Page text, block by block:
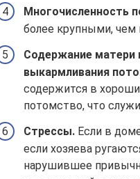
Многочисленность
более крупными,
Содержание матери
выкармливания
содержится в
потомство, что
Стрессы. Если в
если хозяева
нарушившее